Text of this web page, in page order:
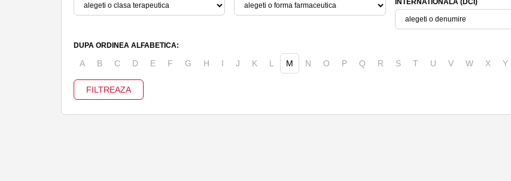
INTERNATIONALA (DCI)
DUPA ORDINEA ALFABETICA:
A B C D E F G H I J K L M N O P Q R S T U V W X Y